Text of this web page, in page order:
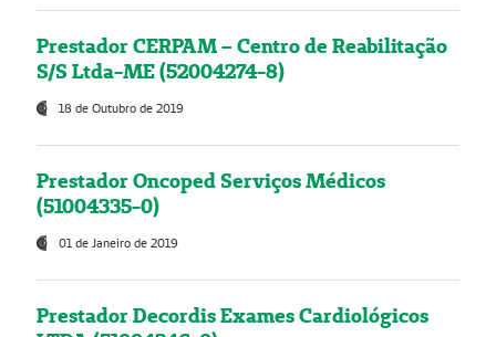
Prestador CERPAM – Centro de Reabilitação
S/S Ltda-ME (52004274-8)
18 de Outubro de 2019
Prestador Oncoped Serviços Médicos
(51004335-0)
01 de Janeiro de 2019
Prestador Decordis Exames Cardiológicos